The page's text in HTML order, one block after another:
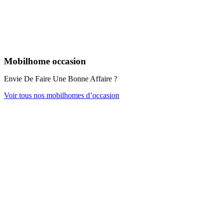
Mobilhome occasion
Envie De Faire Une Bonne Affaire ?
Voir tous nos mobilhomes d’occasion